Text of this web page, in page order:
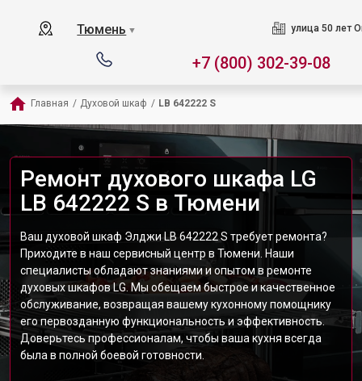
Тюмень ▼ улица 50 лет
+7 (800) 302-39-08
Главная / Духовой шкаф / LB 642222 S
Ремонт духового шкафа LG
LB 642222 S в Тюмени
Ваш духовой шкаф Элджи LB 642222 S требует ремонта?
Приходите в наш сервисный центр в Тюмени. Наши
специалисты обладают знаниями и опытом в ремонте
духовых шкафов LG. Мы обещаем быстрое и качественное
обслуживание, возвращая вашему кухонному помощнику
его первозданную функциональность и эффективность.
Доверьтесь профессионалам, чтобы ваша кухня всегда
была в полной боевой готовности.